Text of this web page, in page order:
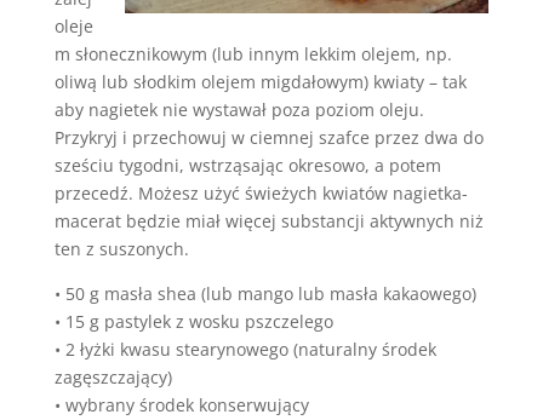
oleje
m słonecznikowym (lub innym lekkim olejem, np.
oliwą lub słodkim olejem migdałowym) kwiaty – tak
aby nagietek nie wystawał poza poziom oleju.
Przykryj i przechowuj w ciemnej szafce przez dwa do
sześciu tygodni, wstrząsając okresowo, a potem
przecedź. Możesz użyć świeżych kwiatów nagietka-
macerat będzie miał więcej substancji aktywnych niż
ten z suszonych.
• 50 g masła shea (lub mango lub masła kakaowego)
• 15 g pastylek z wosku pszczelego
• 2 łyżki kwasu stearynowego (naturalny środek
zagęszczający)
• wybrany środek konserwujący